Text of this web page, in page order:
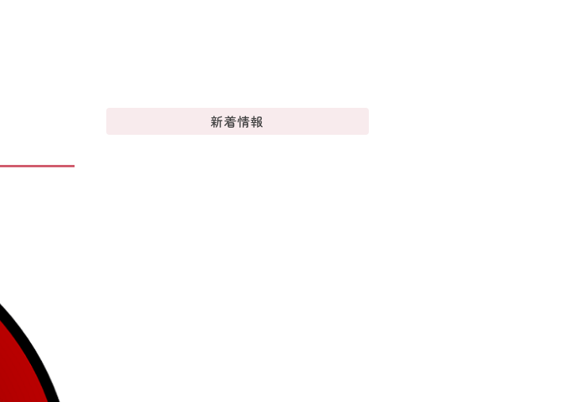
新着情報